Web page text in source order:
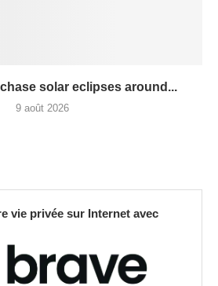
solar eclipses around...
9 août 2026
vie privée sur Internet avec